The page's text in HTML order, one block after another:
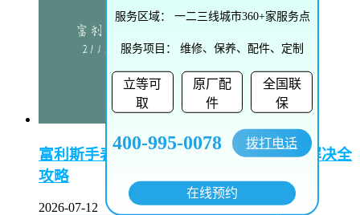
富利斯手表起雾怎么办–富利斯手表起雾解决全
攻略
2026-07-12
服务区域： 一二三线城市360+家服务点
服务项目： 维修、保养、配件、定制
立等可
取
原厂配
件
全国联
保
400-995-0078 拨打电话
在线预约